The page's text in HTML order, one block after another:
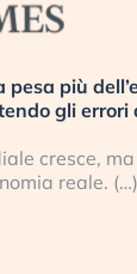
più
gli errori
cresce,
reale. (…)